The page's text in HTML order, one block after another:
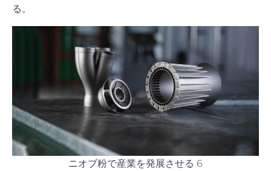
る。
ニオブ粉で産業を発展させる 6